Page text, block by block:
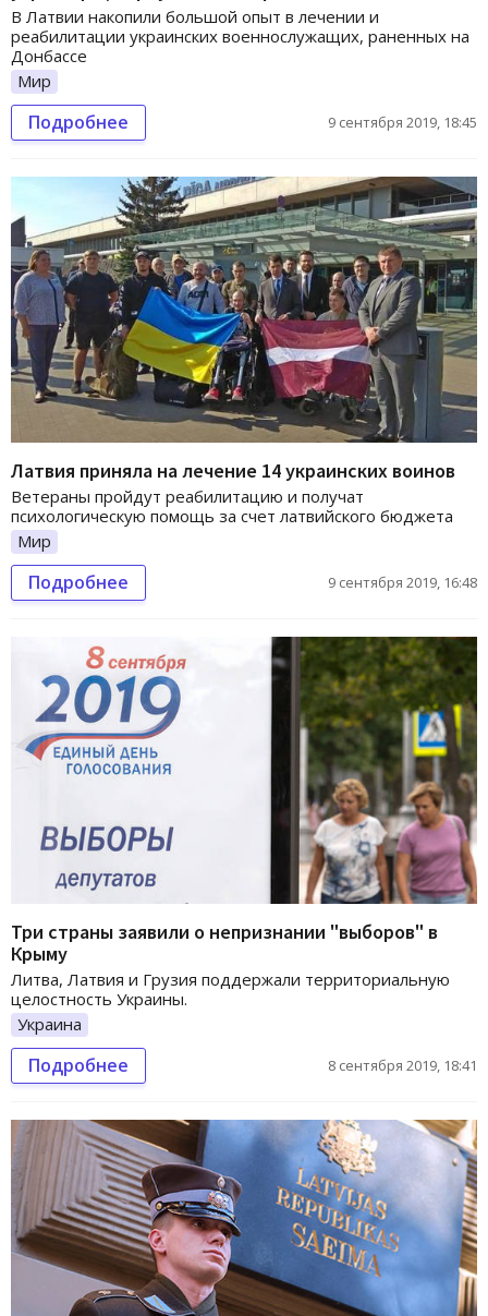
В Латвии накопили большой опыт в лечении и
реабилитации украинских военнослужащих, раненных на
Донбассе
Мир
Подробнее 9 сентября 2019, 18:45
Латвия приняла на лечение 14 украинских воинов
Ветераны пройдут реабилитацию и получат
психологическую помощь за счет латвийского бюджета
Мир
Подробнее 9 сентября 2019, 16:48
Три страны заявили о непризнании "выборов" в
Крыму
Литва, Латвия и Грузия поддержали территориальную
целостность Украины.
Украина
Подробнее 8 сентября 2019, 18:41